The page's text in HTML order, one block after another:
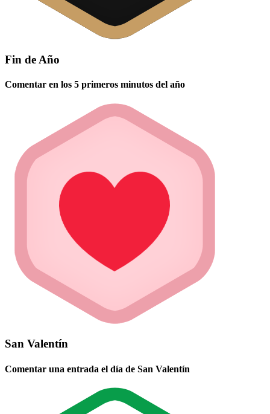
Fin de Año
Comentar en los 5 primeros minutos del año
San Valentín
Comentar una entrada el día de San Valentín